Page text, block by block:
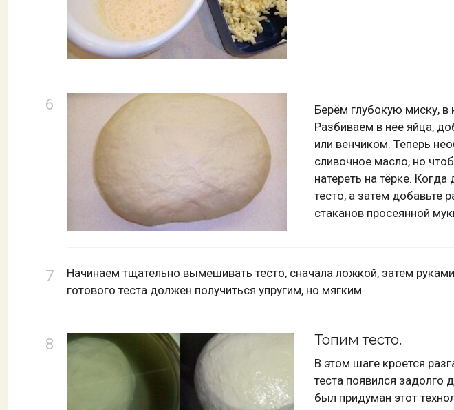
Берём глубокую миску, в
Разбиваем в неё яйца,
или венчиком. Теперь
сливочное масло, но
натереть на тёрке.
тесто, а затем добавьте
стаканов просеянной
Начинаем тщательно вымешивать тесто, сначала ложкой, затем
готового теста должен получиться упругим, но мягким.
Топим тесто.
В этом шаге кроется
теста появился задолго
был придуман этот